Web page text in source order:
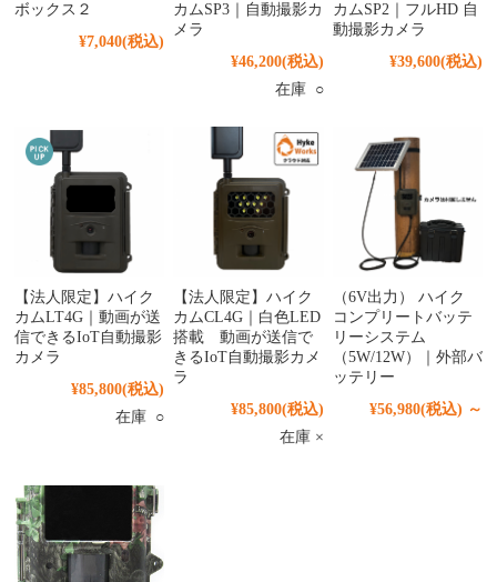
ボックス２
¥7,040(税込)
カムSP3｜自動撮影カ
メラ
¥46,200(税込)
在庫 ○
カムSP2｜フルHD 自
動撮影カメラ
¥39,600(税込)
【法人限定】ハイク
カムLT4G｜動画が送
信できるIoT自動撮影
カメラ
¥85,800(税込)
在庫 ○
【法人限定】ハイク
カムCL4G｜白色LED
搭載 動画が送信で
きるIoT自動撮影カメ
ラ
¥85,800(税込)
在庫 ×
（6V出力） ハイク
コンプリートバッテ
リーシステム
（5W/12W）｜外部バ
ッテリー
¥56,980(税込) ～